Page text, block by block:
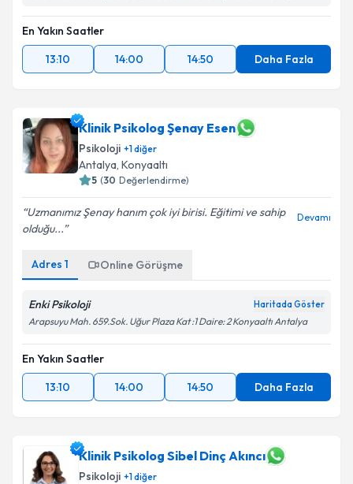
En Yakın Saatler
13:10
14:00 14:50 Daha Fazla
Klinik Psikolog Şenay Esen
Psikoloji +1diğer
Antalya, Konyaaltı
5 (30 Değerlendirme)
Uzmanımız Şenay hanım çok iyi birisi. Eğitimi ve sahip
olduğu...
Devamı
Adres 1 Online Görüşme
Enki Psikoloji Haritada Göster
Arapsuyu Mah. 659.Sok. Uğur Plaza Kat :1 Daire: 2 Konyaaltı Antalya
En Yakın Saatler
13:10
14:00 14:50 Daha Fazla
Klinik Psikolog Sibel Dinç Akıncı
Psikoloji +1diğer